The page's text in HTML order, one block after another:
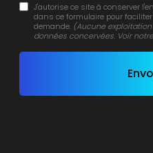
J'autorise ce site à conserver
dans ce formulaire pour
demande. (Aucune
données concervées. Voir notre